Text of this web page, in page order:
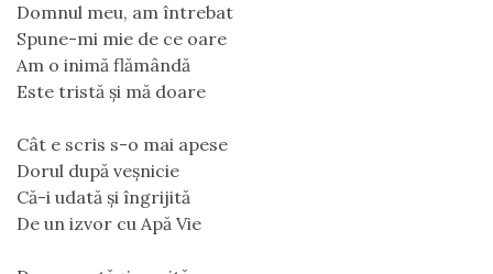
Domnul meu, am întrebat
Spune-mi mie de ce oare
Am o inimă flămândă
Este tristă și mă doare
Cât e scris s-o mai apese
Dorul după veșnicie
Că-i udată și îngrijită
De un izvor cu Apă Vie